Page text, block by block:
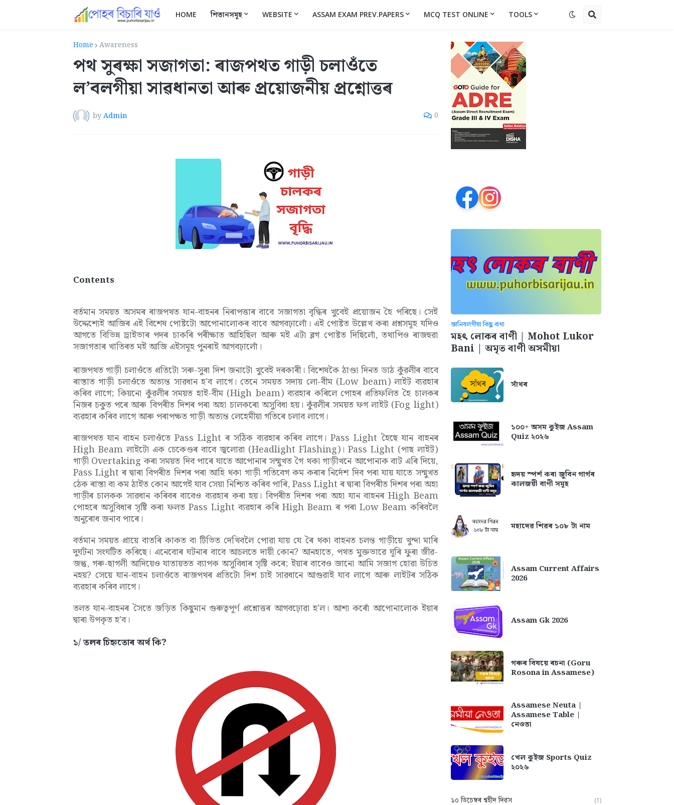
HOME শিতানসমূহ WEBSITE ASSAM EXAM PREV.PAPERS MCQ TEST ONLINE TOOLS
Home Awareness
পথ সুৰক্ষা সজাগতা: ৰাজপথত গাড়ী চলাওঁতে
ল’বলগীয়া সাৱধানতা আৰু প্ৰয়োজনীয় প্ৰশ্নোত্তৰ
by Admin 0
Contents
বৰ্তমান সময়ত অসমৰ ৰাজপথত যান-বাহনৰ নিৰাপত্তাৰ বাবে সজাগতা বৃদ্ধিৰ খুবেই প্ৰয়োজন হৈ পৰিছে। সেই
উদ্দেশ্যেই আজিৰ এই বিশেষ পোষ্টটো আপোনালোকৰ বাবে আগবঢ়ালোঁ। এই পোষ্টত উল্লেখ কৰা প্ৰশ্নসমূহ যদিও
আগতে বিভিন্ন ড্ৰাইভাৰ পদৰ চাকৰি পৰীক্ষাত আহিছিল আৰু মই এটা ব্লগ পোষ্টত দিছিলোঁ, তথাপিও ৰাজহুৱা
সজাগতাৰ খাতিৰত মই আজি এইসমূহ পুনৰাই আগবঢ়ালোঁ।
​ৰাজপথত গাড়ী চলাওঁতে প্ৰতিটো সৰু-সুৰা দিশ জনাটো খুবেই দৰকাৰী। বিশেষকৈ ঠাণ্ডা দিনত ডাঠ কুঁৱলীৰ বাবে
ৰাস্তাত গাড়ী চলাওঁতে অত্যন্ত সাৱধান হ'ব লাগে। তেনে সময়ত সদায় লো-বীম (Low beam) লাইট ব্যৱহাৰ
কৰিব লাগে; কিয়নো কুঁৱলীৰ সময়ত হাই-বীম (High beam) ব্যৱহাৰ কৰিলে পোহৰ প্ৰতিফলিত হৈ চালকৰ
নিজৰ চকুত পৰে আৰু বিপৰীত দিশৰ পৰা অহা চালকৰো অসুবিধা হয়। কুঁৱলীৰ সময়ত ফগ লাইট (Fog light)
ব্যৱহাৰ কৰিব লাগে আৰু পৰাপক্ষত গাড়ী অত্যন্ত লেহেমীয়া গতিৰে চলাব লাগে।
ৰাজপথত যান বাহন চলাওঁতে Pass Light ৰ সঠিক ব্যৱহাৰ কৰিব লাগে। Pass Light হৈছে যান বাহনৰ
High Beam লাইটো এক চেকেণ্ডৰ বাবে জ্বলোৱা (Headlight Flashing)। Pass Light (পাছ লাইট)
গাড়ী Overtaking কৰা সময়ত দিব পাৰে যাতে আপোনাৰ সন্মুখত গৈ থকা গাড়ীখনে আপোনাক বাট এৰি দিয়ে,
Pass Light ৰ দ্বাৰা বিপৰীত দিশৰ পৰা আহি থকা গাড়ী গতিবেগ কম কৰাৰ নিৰ্দেশ দিব পৰা যায় যাতে সন্মুখত
ঠেক ৰাস্তা বা কম ঠাইত কোন আগেই যাব সেয়া নিশ্চিত কৰিব পাৰি, Pass Light ৰ দ্বাৰা বিপৰীত দিশৰ পৰা অহা
গাড়ীৰ চালকক সাৱধান কৰিবৰ বাবেও ব্যৱহাৰ কৰা হয়। বিপৰীত দিশৰ পৰা অহা যান বাহনৰ High Beam
পোহৰে অসুবিধাৰ সৃষ্টি কৰা ফলত Pass Light ব্যৱহাৰ কৰি High Beam ৰ পৰা Low Beam কৰিবলৈ
অনুৰোধ জনাব পাৰে।
​বৰ্তমান সময়ত প্ৰায়ে বাতৰি কাকত বা টিভিত দেখিবলৈ পোৱা যায় যে ৰৈ থকা বাহনত চলন্ত গাড়ীয়ে খুন্দা মাৰি
দুৰ্ঘটনা সংঘটিত কৰিছে। এনেবোৰ ঘটনাৰ বাবে আচলতে দায়ী কোন? আনহাতে, পথত মুক্তভাৱে ঘূৰি ফুৰা জীৱ-
জন্তু, গৰু-ছাগলী আদিয়েও যাতায়তত ব্যাপক অসুবিধাৰ সৃষ্টি কৰে; ইয়াৰ বাবেও জানো আমি সজাগ হোৱা উচিত
নহয়? সেয়ে যান-বাহন চলাওঁতে ৰাজপথৰ প্ৰতিটো দিশ চাই সাৱধানে আগুৱাই যাব লাগে আৰু লাইটৰ সঠিক
ব্যৱহাৰ কৰিব লাগে।
তলত যান-বাহনৰ সৈতে জড়িত কিছুমান গুৰুত্বপূৰ্ণ প্ৰশ্নোত্তৰ আগবঢ়োৱা হ’ল। আশা কৰোঁ আপোনালোক ইয়াৰ
দ্বাৰা উপকৃত হ’ব।
১/ তলৰ চিহ্নতোৰ অৰ্থ কি?
জানিবলগীয়া কিছু কথা
মহৎ লোকৰ বাণী | Mohot Lukor
Bani | অমৃত বাণী অসমীয়া
সাঁথৰ
১০০+ অসম কুইজ Assam
Quiz ২০২৬
হৃদয় স্পৰ্শ কৰা জুবিন গাৰ্গৰ
কালজয়ী বাণী সমূহ
মহাদেৱ শিৱৰ ১০৮ টা নাম
Assam Current Affairs
2026
Assam Gk 2026
গৰুৰ বিষয়ে ৰচনা (Goru
Rosona in Assamese)
Assamese Neuta |
Assamese Table |
নেওতা
খেল কুইজ Sports Quiz
২০২৬
১০ ডিচেম্বৰ শ্বহীদ দিৱস (1)